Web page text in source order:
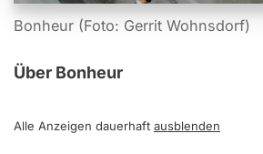
Bonheur (Foto: Gerrit Wohnsdorf)
Über Bonheur
Alle Anzeigen dauerhaft ausblenden